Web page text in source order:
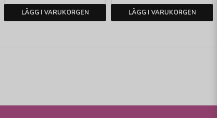
LÄGG I VARUKORGEN LÄGG I VARUKORGEN